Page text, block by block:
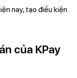
nay, tạo điều kiện
của KPay